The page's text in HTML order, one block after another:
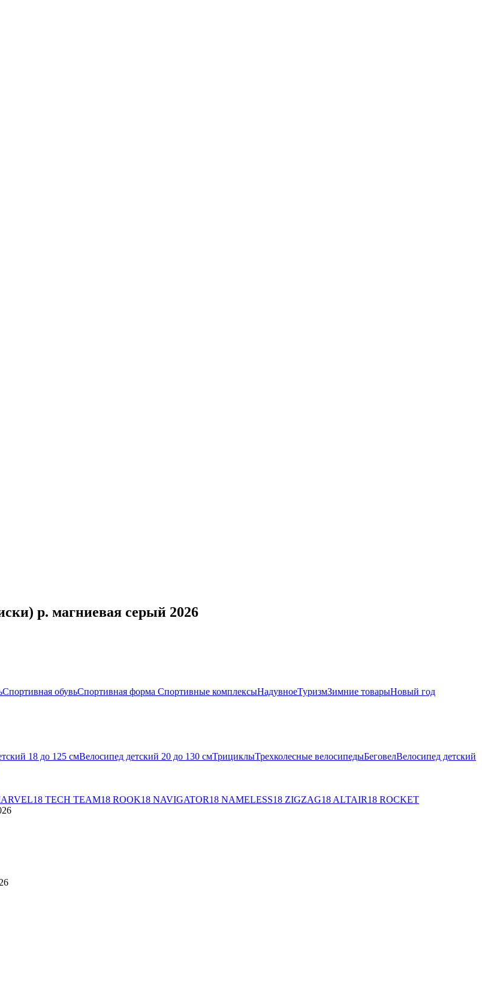
р. магниевая серый 2026
Спортивная обувьСпортивная форма Спортивные комплексыНадувноеТуризмЗимние товарыНовый год
18 до 125 смВелосипед детский 20 до 130 смТрициклыТрехколесные велосипедыБеговелВелосипед детский
18 TECH TEAM18 ROOK18 NAVIGATOR18 NAMELESS18 ZIGZAG18 ALTAIR18 ROCKET